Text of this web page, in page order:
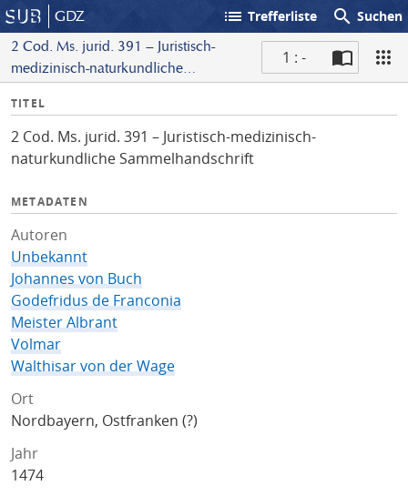
GDZ list Trefferliste search Suchen
2 Cod. Ms. jurid. 391 – Juristisch-
medizinisch-naturkundliche
1 : -
I
f
o
TITEL
2 Cod. Ms. jurid. 391 – Juristisch-medizinisch-
naturkundliche Sammelhandschrift
METADATEN
Autoren
Unbekannt
Johannes von Buch
Godefridus de Franconia
Meister Albrant
Volmar
Walthisar von der Wage
Ort
Nordbayern, Ostfranken (?)
Jahr
1474